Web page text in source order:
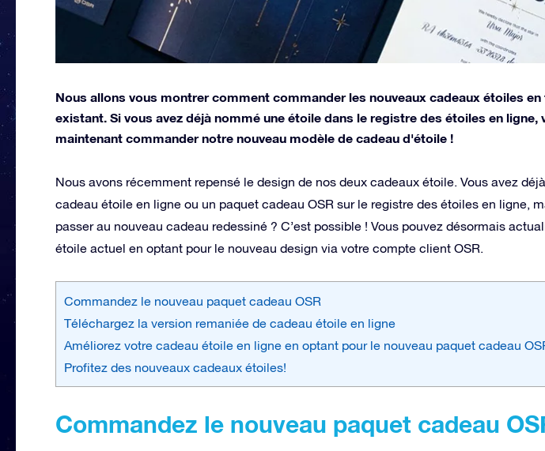
Nous allons vous montrer comment commander les nouveaux cadeaux étoiles
existant. Si vous avez déjà nommé une étoile dans le registre des étoiles en ligne,
maintenant commander notre nouveau modèle de cadeau d'étoile !
Nous avons récemment repensé le design de nos deux cadeaux étoile. Vous avez
cadeau étoile en ligne ou un paquet cadeau OSR sur le registre des étoiles en ligne,
passer au nouveau cadeau redessiné ? C’est possible ! Vous pouvez désormais
étoile actuel en optant pour le nouveau design via votre compte client OSR.
Commandez le nouveau paquet cadeau OSR
Téléchargez la version remaniée de cadeau étoile en ligne
Améliorez votre cadeau étoile en ligne en optant pour le nouveau paquet cadeau
Profitez des nouveaux cadeaux étoiles!
Commandez le nouveau paquet cadeau